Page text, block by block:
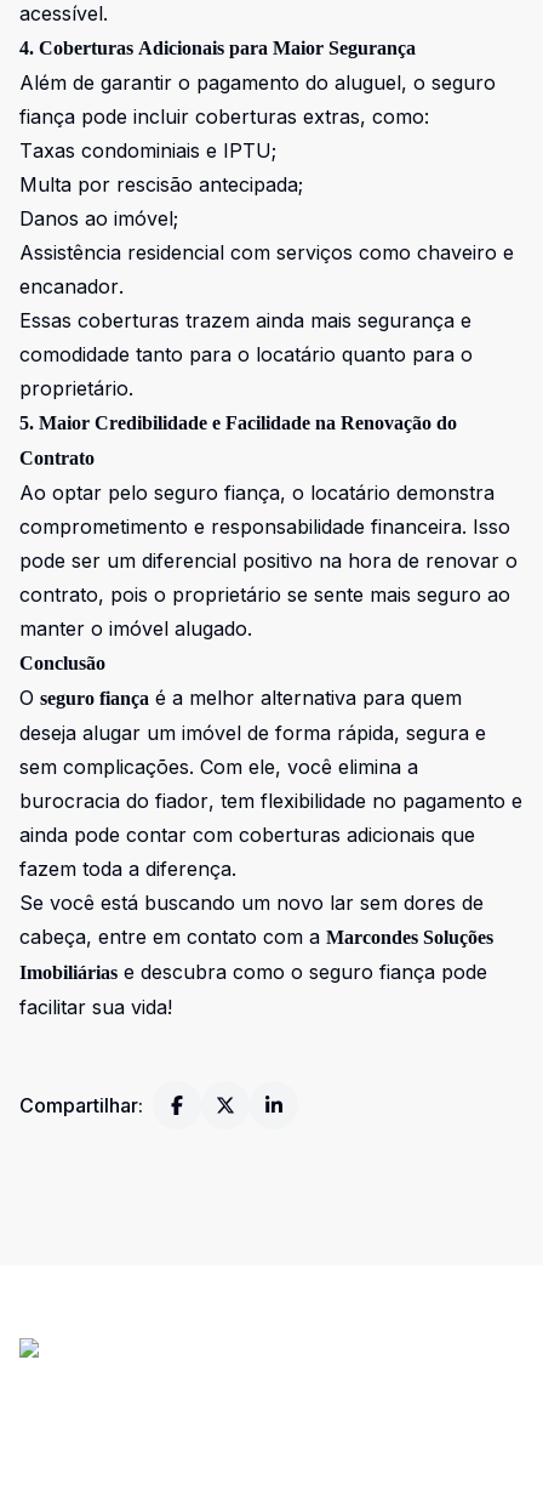
acessível.
4. Coberturas Adicionais para Maior Segurança
Além de garantir o pagamento do aluguel, o seguro
fiança pode incluir coberturas extras, como:
Taxas condominiais e IPTU;
Multa por rescisão antecipada;
Danos ao imóvel;
Assistência residencial com serviços como chaveiro e
encanador.
Essas coberturas trazem ainda mais segurança e
comodidade tanto para o locatário quanto para o
proprietário.
5. Maior Credibilidade e Facilidade na Renovação do
Contrato
Ao optar pelo seguro fiança, o locatário demonstra
comprometimento e responsabilidade financeira. Isso
pode ser um diferencial positivo na hora de renovar o
contrato, pois o proprietário se sente mais seguro ao
manter o imóvel alugado.
Conclusão
O seguro fiança é a melhor alternativa para quem
deseja alugar um imóvel de forma rápida, segura e
sem complicações. Com ele, você elimina a
burocracia do fiador, tem flexibilidade no pagamento e
ainda pode contar com coberturas adicionais que
fazem toda a diferença.
Se você está buscando um novo lar sem dores de
cabeça, entre em contato com a Marcondes Soluções
Imobiliárias e descubra como o seguro fiança pode
facilitar sua vida!
Compartilhar: